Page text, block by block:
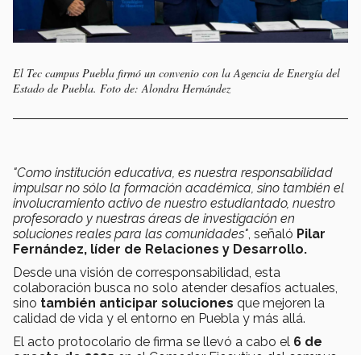
El Tec campus Puebla firmó un convenio con la Agencia de Energía del
Estado de Puebla. Foto de: Alondra Hernández
"Como institución educativa, es nuestra responsabilidad
impulsar no sólo la formación académica, sino también el
involucramiento activo de nuestro estudiantado, nuestro
profesorado y nuestras áreas de investigación en
soluciones reales para las comunidades" , señaló Pilar
Fernández, líder de Relaciones y Desarrollo.
Desde una visión de corresponsabilidad, esta
colaboración busca no solo atender desafíos actuales,
sino también anticipar soluciones que mejoren la
calidad de vida y el entorno en Puebla y más allá.
El acto protocolario de firma se llevó a cabo el 6 de